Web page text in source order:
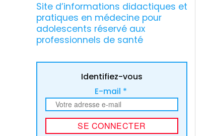
Site d’informations didactiques et
pratiques en médecine pour
adolescents réservé aux
professionnels de santé
Identifiez-vous
E-mail *